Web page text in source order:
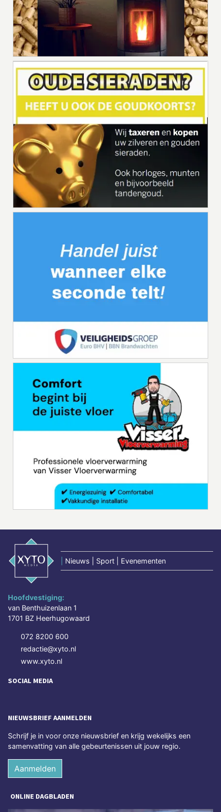
Nieuws | Sport | Evenementen
Hoofdvestiging:
van Benthuizenlaan 1
1701 BZ Heerhugowaard
072 8200 600
redactie@xyto.nl
www.xyto.nl
SOCIAL MEDIA
NIEUWSBRIEF AANMELDEN
Schrijf je in voor onze nieuwsbrief en krijg wekelijks een
samenvatting van alle gebeurtenissen uit jouw regio.
Aanmelden
ONLINE DAGBLADEN